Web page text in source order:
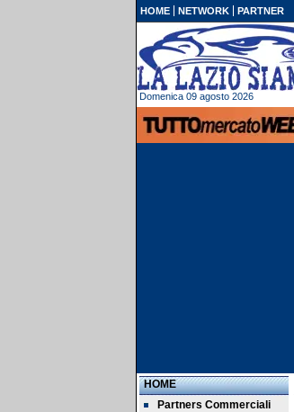
HOME NETWORK PARTNER
Domenica 09 agosto 2026
HOME
Partners Commerciali